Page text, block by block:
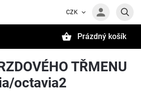
CZK
Prázdný košík
TŘMENU
octavia2